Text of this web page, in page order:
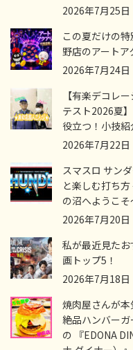
2026年7月25日
この夏だけの
野店のアートア
2026年7月24日
【有楽デコレ
テスト2026夏
役立つ！小技
2026年7月22日
スマスロ サン
と楽しむ打ち方
の沼へようこそ
2026年7月20日
私が最近見た
画トップ5！
2026年7月18日
焼肉屋さんが
絶品ハンバー
の 『EDONA